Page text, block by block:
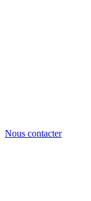
Nous contacter